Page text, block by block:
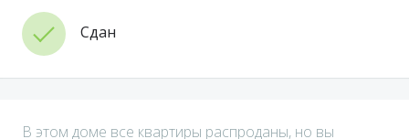
Хренникова можно быстро попасть на Елецкое шоссе, а
оттуда с кольца на улицы Катукова или Московскую. В
центр города автомобилисты смогут добраться через
Московскую по Гагарина или через Катукова по
Сдан
В этом доме все квартиры распроданы, но вы